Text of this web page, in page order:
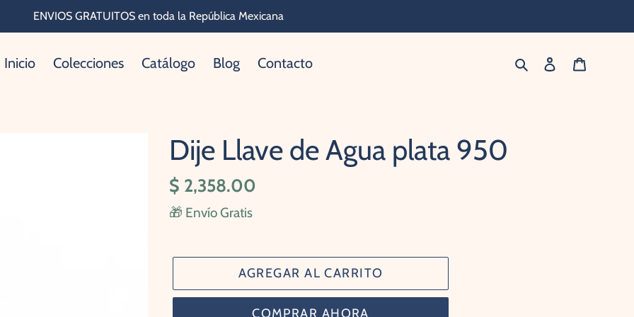
ENVIOS GRATUITOS en toda la República Mexicana
Inicio Colecciones Catálogo Blog Contacto Buscar Ingresar
Dije Llave de Agua plata 950
Precio
habitual
$ 2,358.00
🎁 Envío Gratis
AGREGAR AL CARRITO
COMPRAR AHORA